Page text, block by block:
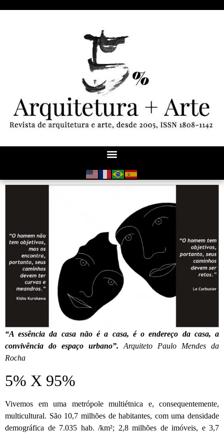
“A essência da casa não é a casa, é o endereço da casa, a
convivência do espaço urbano”. Arquiteto Paulo Mendes da
Rocha
5% X 95%
Vivemos em uma metrópole multiétnica e, consequentemente,
multicultural. São 10,7 milhões de habitantes, com uma densidade
demográfica de 7.035 hab. /km²; 2,8 milhões de imóveis, e 3,7